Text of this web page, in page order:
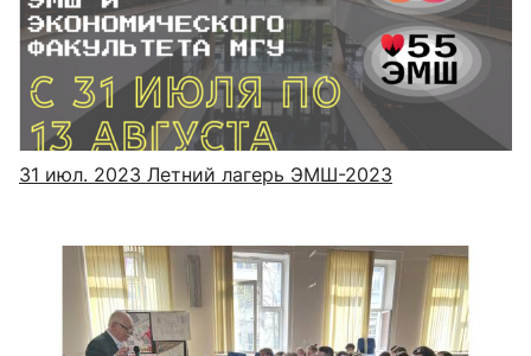
31 июл. 2023 Летний лагерь ЭМШ-2023